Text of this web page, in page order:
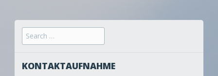
Search for:
KONTAKTAUFNAHME